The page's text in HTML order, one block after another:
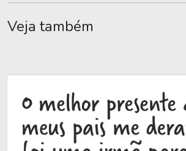
Veja também